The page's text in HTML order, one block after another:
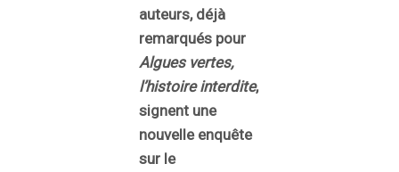
auteurs, déjà
remarqués pour
Algues vertes,
l’histoire interdite,
signent une
nouvelle enquête
sur le